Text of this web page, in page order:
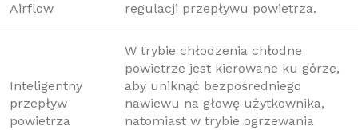
Airflow
regulacji przepływu powietrza.
Inteligentny
przepływ
powietrza
W trybie chłodzenia chłodne
powietrze jest kierowane ku górze,
aby uniknąć bezpośredniego
nawiewu na głowę użytkownika,
natomiast w trybie ogrzewania